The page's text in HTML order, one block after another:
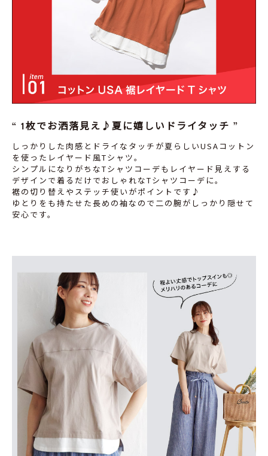
1枚でお洒落見え♪夏に嬉しいドライタッチ
しっかりした肉感とドライなタッチが夏らしいUSAコットン
を使ったレイヤード風Tシャツ。
シンプルになりがちなTシャツコーデもレイヤード見えする
デザインで着るだけでおしゃれなTシャツコーデに。
裾の切り替えやステッチ使いがポイントです♪
ゆとりをも持たせた長めの袖なので二の腕がしっかり隠せて
安心です。